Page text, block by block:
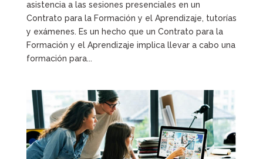
asistencia a las sesiones presenciales en un
Contrato para la Formación y el Aprendizaje, tutorías
y exámenes. Es un hecho que un Contrato para la
Formación y el Aprendizaje implica llevar a cabo una
formación para...